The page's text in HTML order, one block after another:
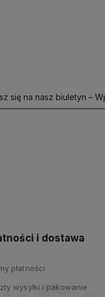
się na nasz biuletyn –
i dostawa
płatności
wysyłki i pakowanie